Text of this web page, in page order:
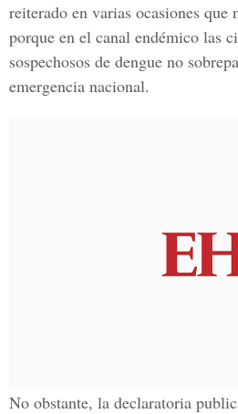
reiterado en varias ocasiones
porque en el canal endémico las
sospechosos de dengue no
emergencia nacional.
No obstante, la declaratoria